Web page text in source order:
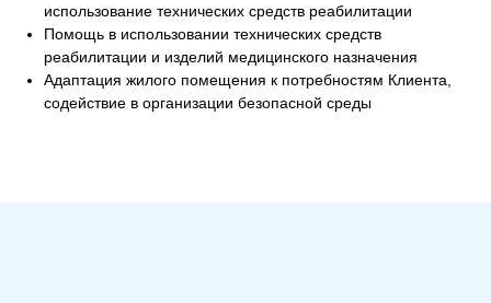
использование технических средств реабилитации
Помощь в использовании технических средств
реабилитации и изделий медицинского назначения
Адаптация жилого помещения к потребностям Клиента,
содействие в организации безопасной среды
обработку персональных данных, защищенных
политикой конфиденциальности